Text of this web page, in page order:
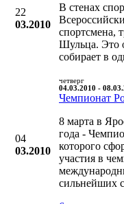
22
03.2010
В стенах
спортсмена,
Шульца. Это
собирает в
04
03.2010
четверг
04.03.2010 -
Чемпионат
8 марта в
года -
которого
участия в
сильнейших